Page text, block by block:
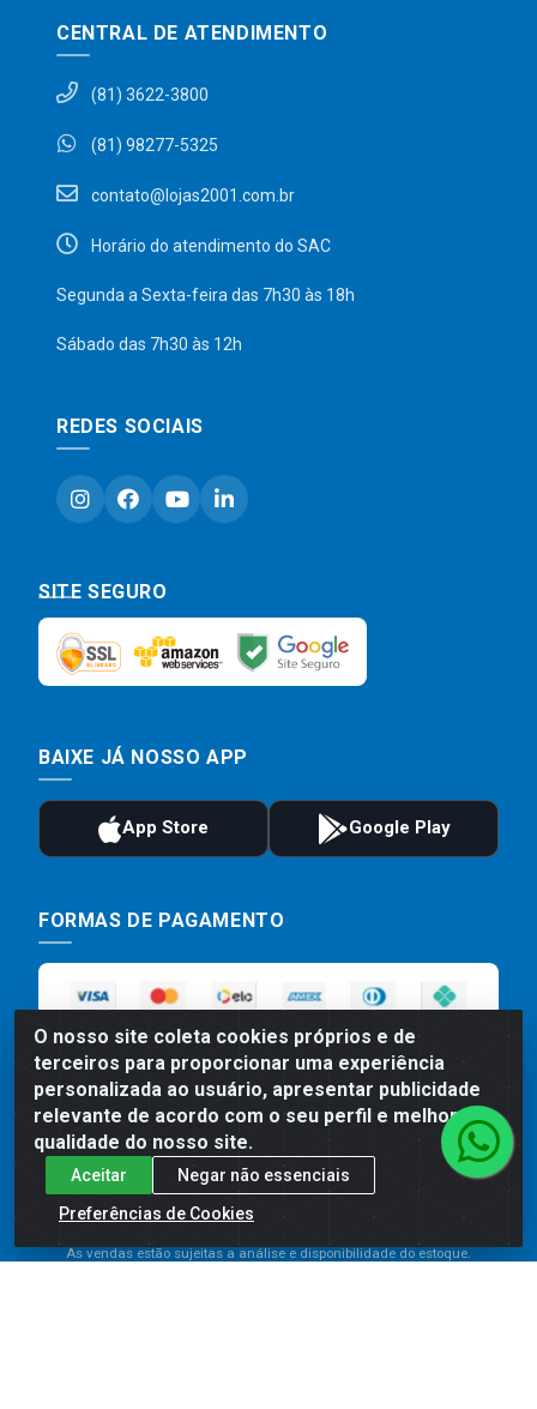
O nosso site coleta cookies próprios e de
terceiros para proporcionar uma experiência
personalizada ao usuário, apresentar publicidade
relevante de acordo com o seu perfil e melhorar a
qualidade do nosso site.
Aceitar
Negar não essenciais
Preferências de Cookies
CENTRAL DE ATENDIMENTO
(81) 3622-3800
(81) 98277-5325
contato@lojas2001.com.br
Horário do atendimento do SAC
Segunda a Sexta-feira das 7h30 às 18h
Sábado das 7h30 às 12h
REDES SOCIAIS
SITE SEGURO
BAIXE JÁ NOSSO APP
FORMAS DE PAGAMENTO
Preços, promoções, condições de pagamento e frete são válidos
para compras realizadas exclusivamente pelo site. Caso haja
divergência de preço de um produto, será válido o preço que for
As vendas estão sujeitas a análise e disponibilidade do estoque.